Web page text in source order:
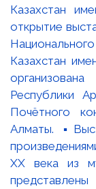
Казахстан
открытие
Казахстан
Республики
Почётного
Алматы.
XX века из